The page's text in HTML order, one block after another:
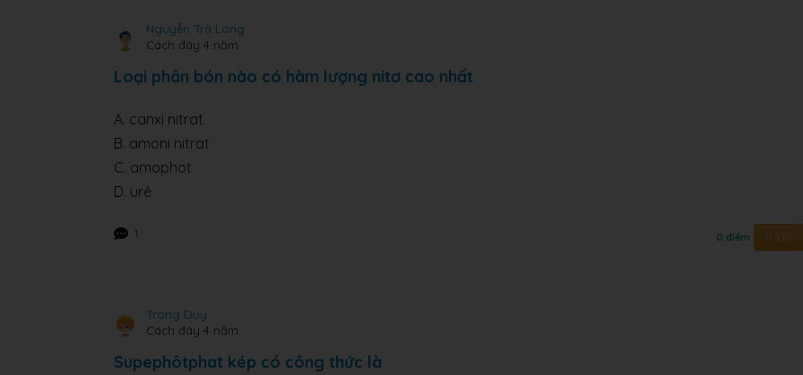
Nguyễn Trà Long
Cách đây 4 năm
Loại phân bón nào có hàm lượng nitơ cao nhất
A. canxi nitrat
B. amoni nitrat
C. amophot
D. urê
1 0 điểm Trả lời
Trong Duy
Cách đây 4 năm
Supephôtphat kép có công thức là